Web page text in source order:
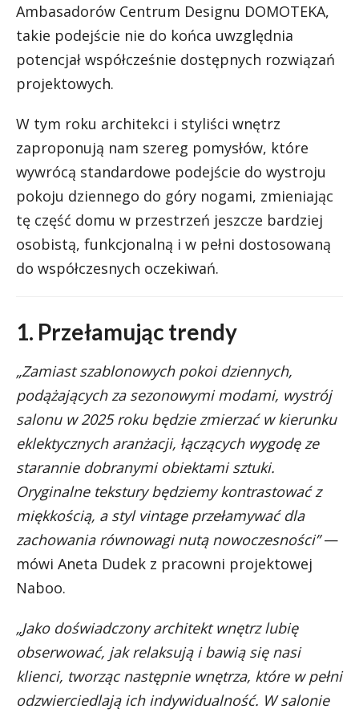
Ambasadorów Centrum Designu DOMOTEKA,
takie podejście nie do końca uwzględnia
potencjał współcześnie dostępnych rozwiązań
projektowych.
W tym roku architekci i styliści wnętrz
zaproponują nam szereg pomysłów, które
wywrócą standardowe podejście do wystroju
pokoju dziennego do góry nogami, zmieniając
tę część domu w przestrzeń jeszcze bardziej
osobistą, funkcjonalną i w pełni dostosowaną
do współczesnych oczekiwań.
1. Przełamując trendy
„Zamiast szablonowych pokoi dziennych,
podążających za sezonowymi modami, wystrój
salonu w 2025 roku będzie zmierzać w kierunku
eklektycznych aranżacji, łączących wygodę ze
starannie dobranymi obiektami sztuki.
Oryginalne tekstury będziemy kontrastować z
miękkością, a styl vintage przełamywać dla
zachowania równowagi nutą nowoczesności”—
mówi Aneta Dudek z pracowni projektowej
Naboo.
„Jako doświadczony architekt wnętrz lubię
obserwować, jak relaksują i bawią się nasi
klienci, tworząc następnie wnętrza, które w pełni
odzwierciedlają ich indywidualność. W salonie